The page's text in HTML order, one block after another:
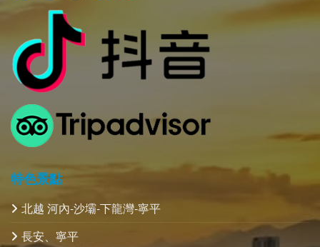
特色景點
北越 河內-沙壩-下龍灣-寧平
長安、寧平